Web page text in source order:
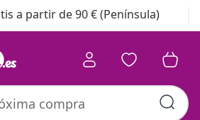
a partir de 90 € (Península)